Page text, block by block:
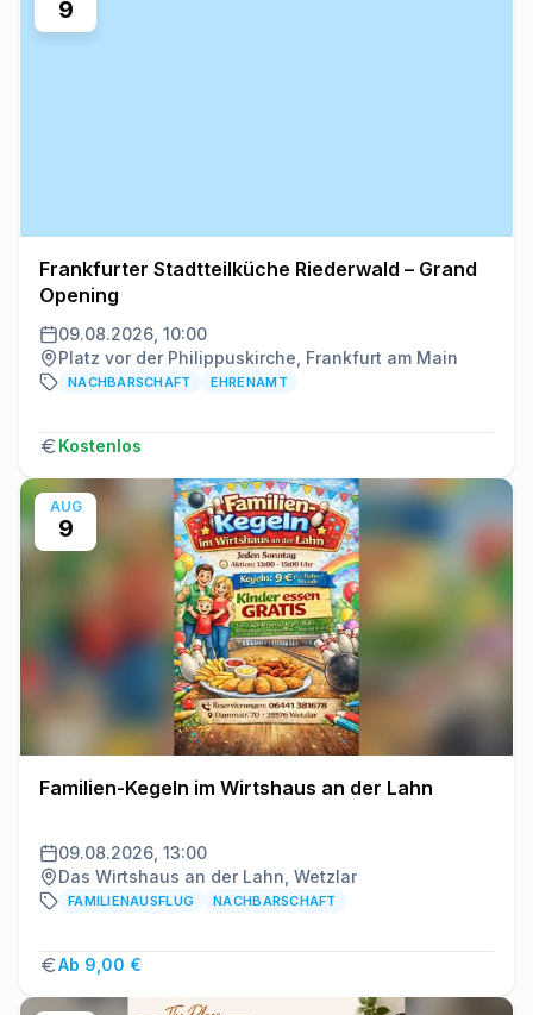
9
Frankfurter Stadtteilküche Riederwald – Grand
Opening
09.08.2026, 10:00
Platz vor der Philippuskirche, Frankfurt am Main
NACHBARSCHAFT EHRENAMT
Kostenlos
AUG
9
Familien-Kegeln im Wirtshaus an der Lahn
09.08.2026, 13:00
Das Wirtshaus an der Lahn, Wetzlar
FAMILIENAUSFLUG NACHBARSCHAFT
Ab 9,00 €